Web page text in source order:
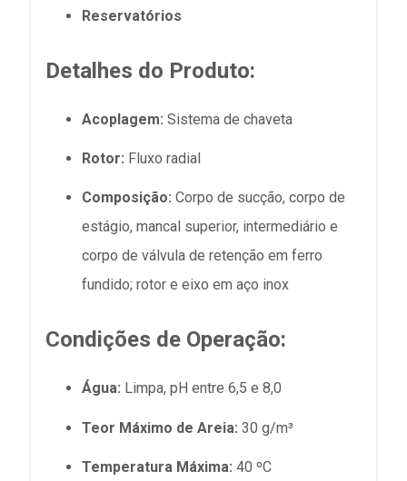
Reservatórios
Detalhes do Produto:
Acoplagem: Sistema de chaveta
Rotor: Fluxo radial
Composição: Corpo de sucção, corpo de
estágio, mancal superior, intermediário e
corpo de válvula de retenção em ferro
fundido; rotor e eixo em aço inox
Condições de Operação:
Água: Limpa, pH entre 6,5 e 8,0
Teor Máximo de Areia: 30 g/m³
Temperatura Máxima: 40 ºC